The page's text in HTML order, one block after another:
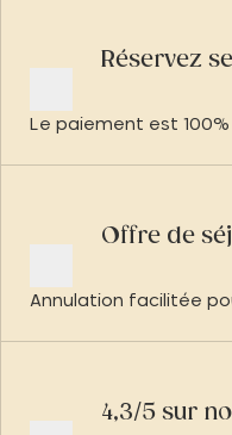
Réservez
Le paiement est
Offre de
Annulation facilitée
4,3/5 sur